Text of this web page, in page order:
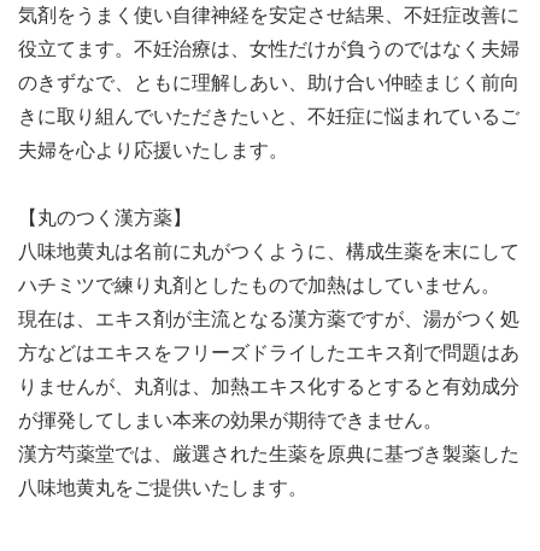
気剤をうまく使い自律神経を安定させ結果、不妊症改善に
役立てます。不妊治療は、女性だけが負うのではなく夫婦
のきずなで、ともに理解しあい、助け合い仲睦まじく前向
きに取り組んでいただきたいと、不妊症に悩まれているご
夫婦を心より応援いたします。
【丸のつく漢方薬】
八味地黄丸は名前に丸がつくように、構成生薬を末にして
ハチミツで練り丸剤としたもので加熱はしていません。
現在は、エキス剤が主流となる漢方薬ですが、湯がつく処
方などはエキスをフリーズドライしたエキス剤で問題はあ
りませんが、丸剤は、加熱エキス化するとすると有効成分
が揮発してしまい本来の効果が期待できません。
漢方芍薬堂では、厳選された生薬を原典に基づき製薬した
八味地黄丸をご提供いたします。